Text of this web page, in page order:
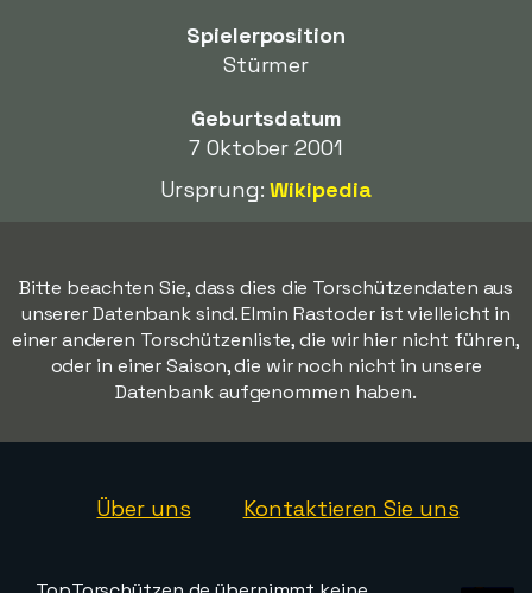
Spielerposition
Stürmer
Geburtsdatum
7 Oktober 2001
Ursprung:Wikipedia
Bitte beachten Sie, dass dies die Torschützendaten aus
unserer Datenbank sind. Elmin Rastoder ist vielleicht in
einer anderen Torschützenliste, die wir hier nicht führen,
oder in einer Saison, die wir noch nicht in unsere
Datenbank aufgenommen haben.
Über uns Kontaktieren Sie uns